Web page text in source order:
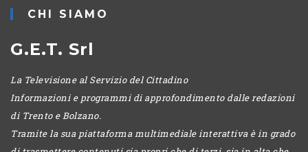
ORE 19
CHI SIAMO
G.E.T. Srl
La Televisione al Servizio del Cittadino
Informazioni e programmi di approfondimento dalle redazioni
di Trento e Bolzano.
Tramite la sua piattaforma multimediale interattiva è in grado